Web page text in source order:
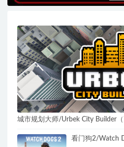
城市规划大师/Urbek City Builder（
看门狗2/Watch